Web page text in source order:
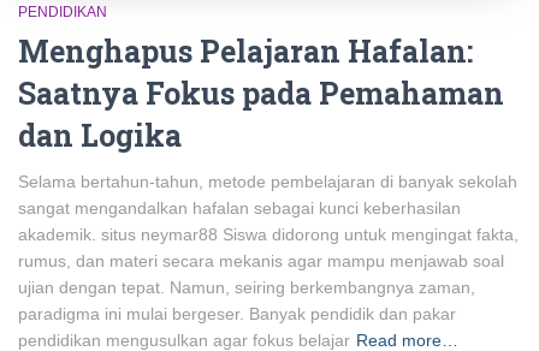
PENDIDIKAN
Menghapus Pelajaran Hafalan:
Saatnya Fokus pada Pemahaman
dan Logika
Selama bertahun-tahun, metode pembelajaran di banyak sekolah
sangat mengandalkan hafalan sebagai kunci keberhasilan
akademik. situs neymar88 Siswa didorong untuk mengingat fakta,
rumus, dan materi secara mekanis agar mampu menjawab soal
ujian dengan tepat. Namun, seiring berkembangnya zaman,
paradigma ini mulai bergeser. Banyak pendidik dan pakar
pendidikan mengusulkan agar fokus belajar Read more…